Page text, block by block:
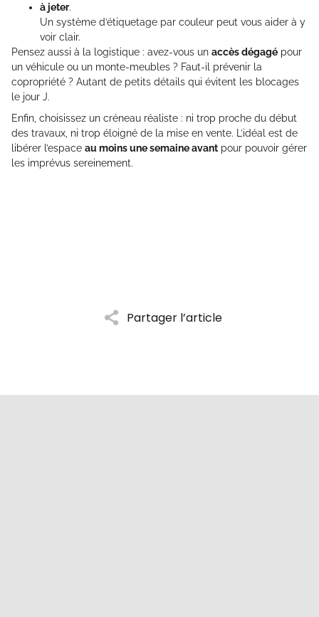
Partager l’article
à jeter.
Un système d’étiquetage par couleur peut vous aider à y
voir clair.
Pensez aussi à la logistique : avez-vous un accès dégagé pour
un véhicule ou un monte-meubles ? Faut-il prévenir la
copropriété ? Autant de petits détails qui évitent les blocages
le jour J.
Enfin, choisissez un créneau réaliste : ni trop proche du début
des travaux, ni trop éloigné de la mise en vente. L’idéal est de
libérer l’espace au moins une semaine avant pour pouvoir gérer
les imprévus sereinement.